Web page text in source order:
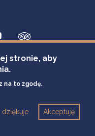
stronie, aby
na to zgodę.
Akceptuję
dziękuje